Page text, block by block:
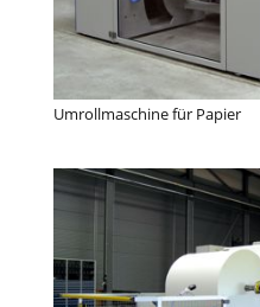
Umrollmaschine für Papier